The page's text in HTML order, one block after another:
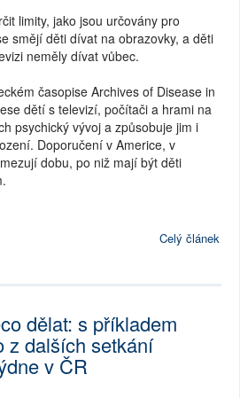
limity, jako jsou určovány pro
smějí děti dívat na obrazovky, a děti
neměly dívat vůbec.
časopise Archives of Disease in
dětí s televizí, počítači a hrami na
psychický vývoj a způsobuje jim i
Doporučení v Americe, v
dobu, po niž mají být děti
Celý článek
dělat: s příkladem
z dalších setkání
v ČR